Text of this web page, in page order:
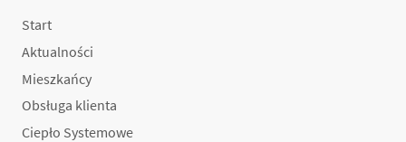
Start
Aktualności
Mieszkańcy
Obsługa klienta
Ciepło Systemowe